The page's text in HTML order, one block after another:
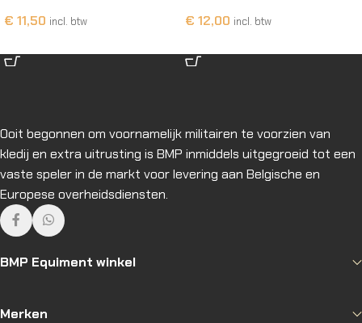
€ 11,50 incl. btw
€ 12,00 incl. btw
Ooit begonnen om voornamelijk militairen te voorzien van
kledij en extra uitrusting is BMP inmiddels uitgegroeid tot een
vaste speler in de markt voor levering aan Belgische en
Europese overheidsdiensten.
BMP Equiment winkel
Merken